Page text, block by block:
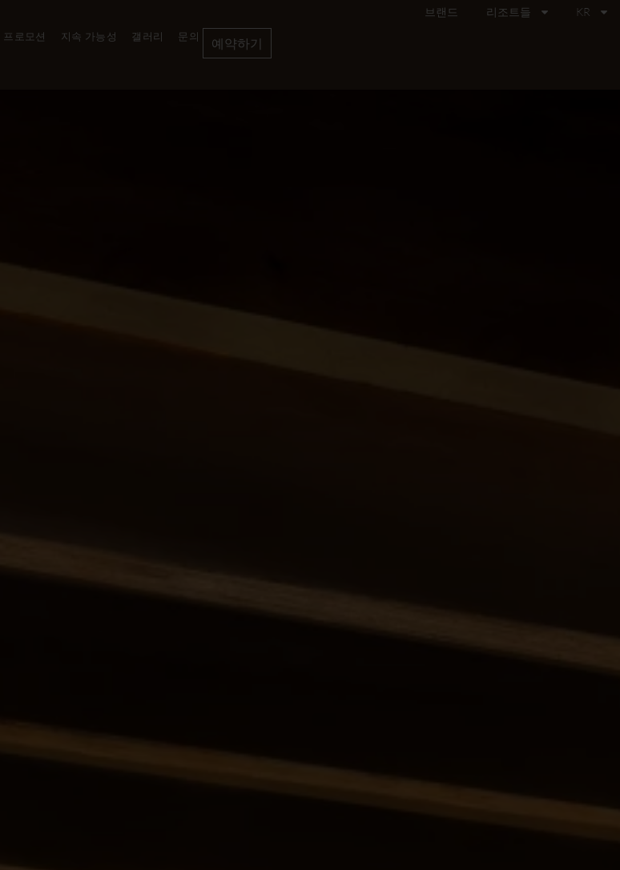
브랜드 리조트들 KR
프로모션 지속 가능성 갤러리 문의 예약하기